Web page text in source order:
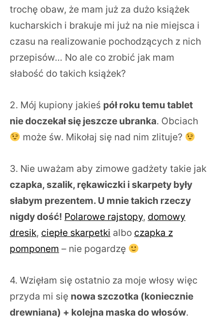
trochę obaw, że mam już za dużo książek
kucharskich i brakuje mi już na nie miejsca i
czasu na realizowanie pochodzących z nich
przepisów… No ale co zrobić jak mam
słabość do takich książek?
2. Mój kupiony jakieś pół roku temu tablet
nie doczekał się jeszcze ubranka. Obciach
może św. Mikołaj się nad nim zlituje?
3. Nie uważam aby zimowe gadżety takie jak
czapka, szalik, rękawiczki i skarpety były
słabym prezentem. U mnie takich rzeczy
nigdy dość! Polarowe rajstopy, domowy
dresik, ciepłe skarpetki albo czapka z
pomponem – nie pogardzę
4. Wzięłam się ostatnio za moje włosy więc
przyda mi się nowa szczotka (koniecznie
drewniana) + kolejna maska do włosów.